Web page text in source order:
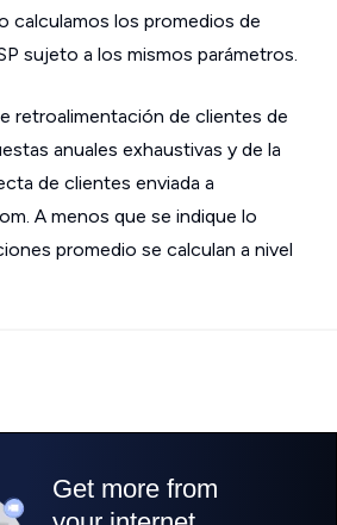
calculamos los promedios de
sujeto a los mismos parámetros.
retroalimentación de clientes de
anuales exhaustivas y de la
de clientes enviada a
A menos que se indique lo
promedio se calculan a nivel